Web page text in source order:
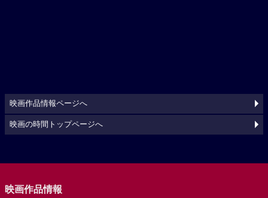
映画作品情報ページへ
映画の時間トップページへ
映画作品情報